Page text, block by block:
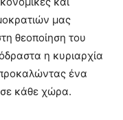
μας
θεοποίηση του
η κυριαρχία
ένα
κάθε χώρα.